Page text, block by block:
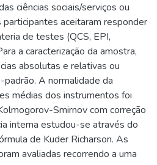
ciências sociais/serviços ou
aceitaram responder
de testes (QCS, EPI,
a caracterização da amostra,
absolutas e relativas ou
A normalidade da
médias dos instrumentos foi
Smirnov com correção
interna estudou-se através do
de Kuder Richarson. As
avaliadas recorrendo a uma